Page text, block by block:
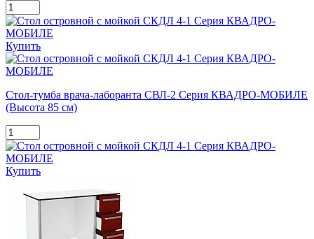
Купить
Стол-тумба врача-лаборанта СВЛ-2 Серия КВАДРО-МОБИЛЕ
(Высота 85 см)
Купить